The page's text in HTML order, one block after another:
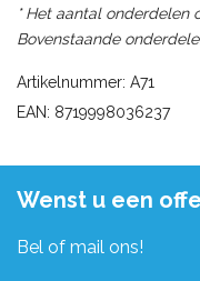
* Het aantal onderdelen
Bovenstaande
Artikelnummer: A71
EAN: 8719998036237
Wenst u een
Bel of mail ons!